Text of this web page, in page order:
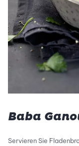
Baba
Servieren Sie